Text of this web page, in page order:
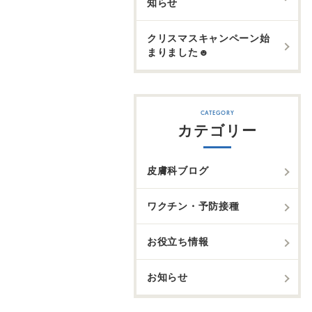
知らせ
クリスマスキャンペーン始
まりました☻
カテゴリー
皮膚科ブログ
ワクチン・予防接種
お役立ち情報
お知らせ